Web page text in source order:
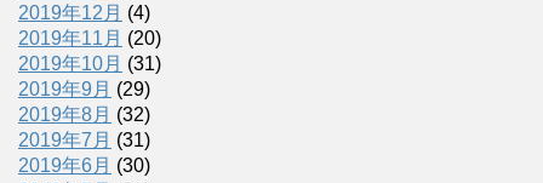
2019年12月 (4)
2019年11月 (20)
2019年10月 (31)
2019年9月 (29)
2019年8月 (32)
2019年7月 (31)
2019年6月 (30)